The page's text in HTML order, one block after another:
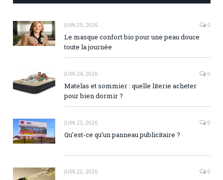
JUIN 25, 2026 0
Le masque confort bio pour une peau douce
toute la journée
JUIN 24, 2026 0
Matelas et sommier : quelle literie acheter
pour bien dormir ?
JUIN 23, 2026 0
Qu’est-ce qu’un panneau publicitaire ?
JUIN 22, 2026 0